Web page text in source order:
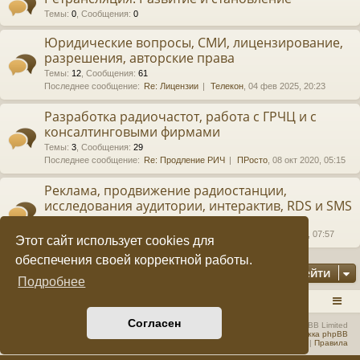
Этот сайт использует cookies для
обеспечения своей корректной работы.
Подробнее
Согласен
ра
е
ан
ие
"
Q
S
U
Темы: 0 Сообщения: 0
Юридические вопросы, СМИ, лицензирование,
разрешения, авторские права
Темы: 12 Сообщения: 61
Последнее сообщение: Re: Лицензии Телекон , 04 фев 2025, 20:23
Разработка радиочастот, работа с ГРЧЦ и с
консалтинговыми фирмами
Темы: 3 Сообщения: 29
Последнее сообщение: Re: Продление РИЧ ПРосто , 08 окт 2020, 05:15
Реклама, продвижение радиостанции,
исследования аудитории, интерактив, RDS и SMS
Последнее сообщение:
Re: Запись погоды , 16 дек 2024, 07:57
Перейти
Создано на основе
® Forum Software © phpBB Limited
Русская поддержка phpBB
| Правила